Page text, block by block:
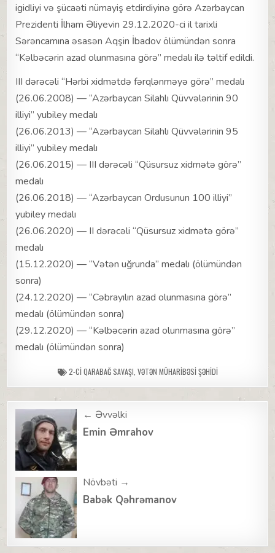
igidliyi və şücaəti nümayiş etdirdiyinə görə Azərbaycan
Prezidenti İlham Əliyevin 29.12.2020-ci il tarixli
Sərəncamına əsasən Aqşin İbadov ölümündən sonra
“Kəlbəcərin azad olunmasına görə” medalı ilə təltif edildi.
III dərəcəli “Hərbi xidmətdə fərqlənməyə görə” medalı
(26.06.2008) — “Azərbaycan Silahlı Qüvvələrinin 90
illiyi” yubiley medalı
(26.06.2013) — “Azərbaycan Silahlı Qüvvələrinin 95
illiyi” yubiley medalı
(26.06.2015) — III dərəcəli “Qüsursuz xidmətə görə”
medalı
(26.06.2018) — “Azərbaycan Ordusunun 100 illiyi”
yubiley medalı
(26.06.2020) — II dərəcəli “Qüsursuz xidmətə görə”
medalı
(15.12.2020) — “Vətən uğrunda” medalı (ölümündən
sonra)
(24.12.2020) — “Cəbrayılın azad olunmasına görə”
medalı (ölümündən sonra)
(29.12.2020) — “Kəlbəcərin azad olunmasına görə”
medalı (ölümündən sonra)
2-CI QARABAĞ SAVAŞI VƏTƏN MÜHARIBƏSI ŞƏHIDI
Post
navigation
← Əvvəlki
Emin Əmrahov
Növbəti →
Babək Qəhrəmanov